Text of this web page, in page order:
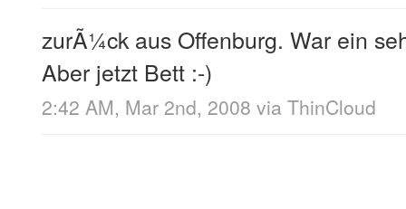
zurÃ¼ck aus Offenburg. War ein
Aber jetzt Bett :-)
2:42 AM, Mar 2nd, 2008 via ThinCloud